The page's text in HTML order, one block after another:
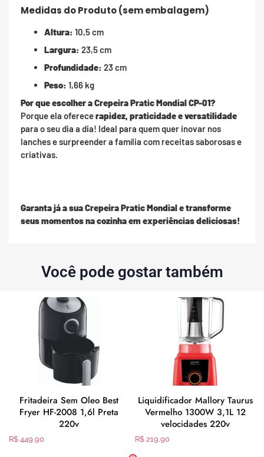
Medidas do Produto (sem embalagem)
Altura: 10,5 cm
Largura: 23,5 cm
Profundidade: 23 cm
Peso: 1,66 kg
Por que escolher a Crepeira Pratic Mondial CP-01?
Porque ela oferecerapidez, praticidade e versatilidade
para o seu dia a dia! Ideal para quem quer inovar nos
lanches e surpreender a família com receitas saborosas e
criativas.
Garanta já a sua Crepeira Pratic Mondial e transforme
seus momentos na cozinha em experiências deliciosas!
Você pode gostar também
Fritadeira Sem Oleo Best
Fryer HF-2008 1,6l Preta
220v
R$ 449,90
Liquidificador Mallory Taurus
Vermelho 1300W 3,1L 12
velocidades 220v
R$ 219,90